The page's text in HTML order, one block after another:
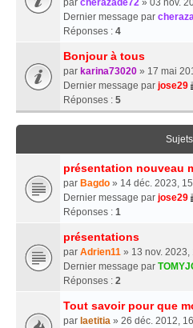
Dernier message par
Réponses : 4
Bonjour à tous
par karina73020 » 17 mai
Dernier message par jose29
Réponses : 5
Sujets
présentation nouveau
par Bagdo » 14 déc. 2023,
Dernier message par jose29
Réponses : 1
présentations
par Adrien11 » 13 nov. 2023,
Dernier message par
Réponses : 2
Tout savoir pour que
par laetitia » 26 déc. 2012,